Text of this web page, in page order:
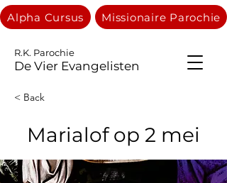
R.K. Parochie
De Vier Evangelisten
Alpha Cursus Missionaire Parochie
< Back
Marialof op 2 mei